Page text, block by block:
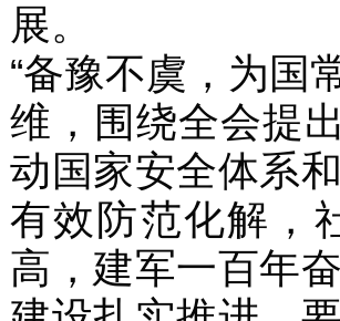
展。
“备豫不虞，为国
维，围绕全会提
动国家安全体系
有效防范化解，
高，建军一百年